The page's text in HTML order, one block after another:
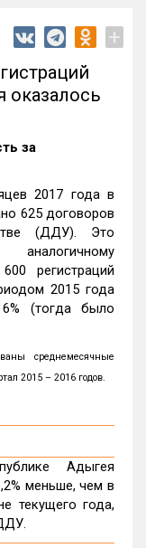
+
за
2017 года в
625 договоров
(ДДУ). Это
аналогичному
регистраций
2015 года
(тогда было
среднемесячные
2015 – 2016 годов.
Адыгея
меньше, чем в
текущего года,